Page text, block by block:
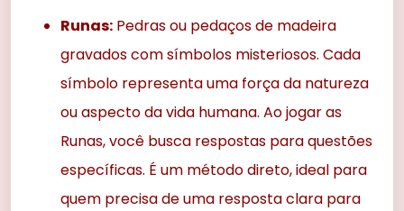
Runas: Pedras ou pedaços de madeira
gravados com símbolos misteriosos. Cada
símbolo representa uma força da natureza
ou aspecto da vida humana. Ao jogar as
Runas, você busca respostas para questões
específicas. É um método direto, ideal para
quem precisa de uma resposta clara para